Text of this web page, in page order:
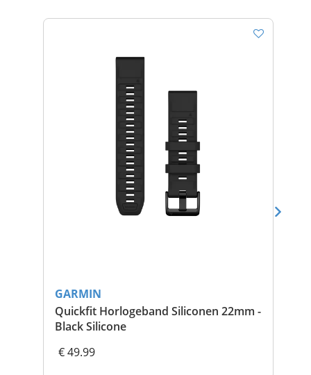
GARMIN
Quickfit Horlogeband Siliconen 22mm -
Black Silicone
€ 49.99